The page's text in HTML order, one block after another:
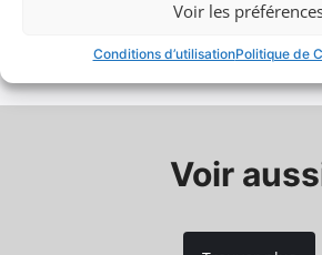
Voir les
Conditions d’utilisationPolitique de
Sécurité Renforcée avec
en Temps Réel
Protégez ce qui compte le plus
capteurs physiques intégrés
instantanément les obstacles,
sécurité renforcée pour les
Voir